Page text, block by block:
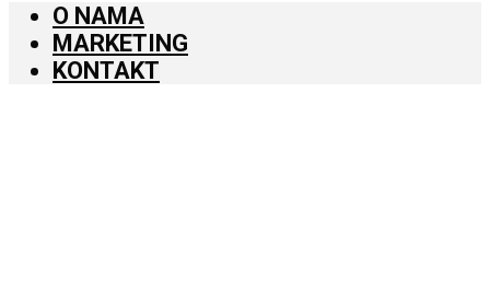
O NAMA
MARKETING
KONTAKT